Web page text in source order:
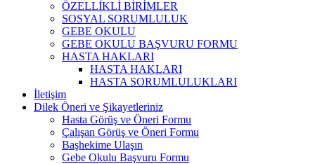
ÖZELLİKLİ BİRİMLER
SOSYAL SORUMLULUK
GEBE OKULU
GEBE OKULU BAŞVURU FORMU
HASTA HAKLARI
HASTA HAKLARI
HASTA SORUMLULUKLARI
İletişim
Dilek Öneri ve Şikayetleriniz
Hasta Görüş ve Öneri Formu
Çalışan Görüş ve Öneri Formu
Başhekime Ulaşın
Gebe Okulu Başvuru Formu